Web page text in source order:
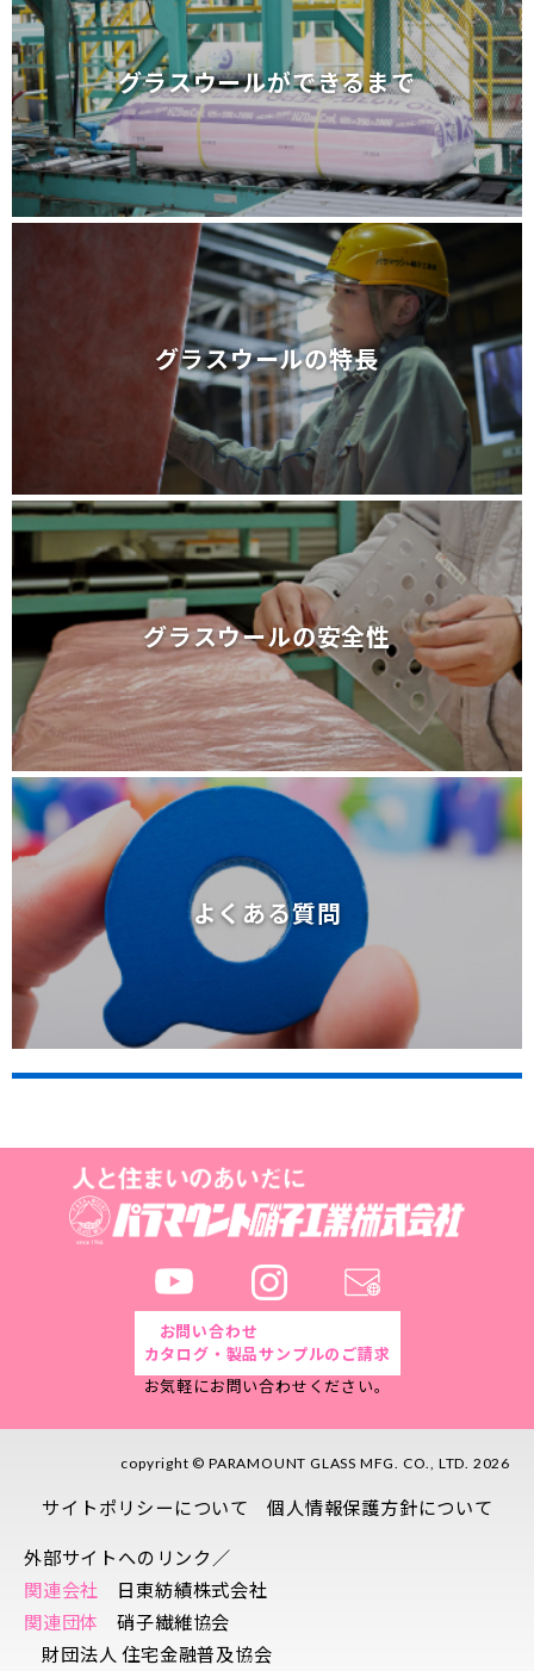
グラスウールができるまで
グラスウールができるまで
グラスウールの特長
グラスウールの特長
グラスウールの安全性
グラスウールの安全性
よくある質問
よくある質問
お問い合わせ
カタログ・製品サンプルのご請求
お気軽にお問い合わせください。
copyright © PARAMOUNT GLASS MFG. CO., LTD. 2026
サイトポリシーについて 個人情報保護方針について
外部サイトへのリンク／
関連会社
日東紡績株式会社
関連団体
硝子繊維協会
財団法人 住宅金融普及協会